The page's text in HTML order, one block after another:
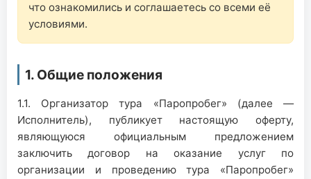
что ознакомились и соглашаетесь со всеми её
условиями.
1. Общие положения
1.1. Организатор тура «Паропробег» (далее —
Исполнитель), публикует настоящую оферту,
являющуюся официальным предложением
заключить договор на оказание услуг по
организации и проведению тура «Паропробег»